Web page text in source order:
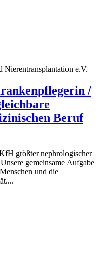
e.V.
/
Beruf
größter nephrologischer
gemeinsame Aufgabe
und die